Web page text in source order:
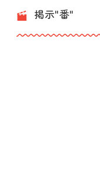
掲示"番"